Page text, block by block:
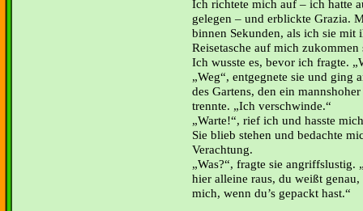
Ich richtete mich auf – ich hatte
gelegen – und erblickte Grazia.
binnen Sekunden, als ich sie mit
Reisetasche auf mich zukommen
Ich wusste es, bevor ich fragte.
Weg“, entgegnete sie und ging
des Gartens, den ein
trennte. „Ich verschwinde.“
Warte!“, rief ich und hasste
Sie blieb stehen und bedachte
Verachtung.
Was?“, fragte sie angriffslustig.
hier alleine raus, du weißt
mich, wenn du’s gepackt hast.“